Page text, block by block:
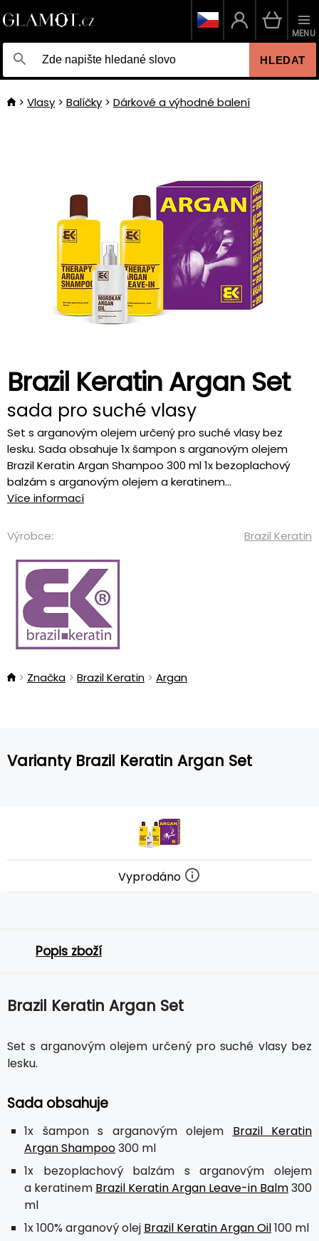
HLEDAT
MENU
Vlasy Balíčky Dárkové a výhodné balení
Brazil Keratin Argan Set
sada pro suché vlasy
Set s arganovým olejem určený pro suché vlasy bez
lesku. Sada obsahuje 1x šampon s arganovým olejem
Brazil Keratin Argan Shampoo 300 ml 1x bezoplachový
balzám s arganovým olejem a keratinem...
Více informací
Výrobce: Brazil Keratin
Značka Brazil Keratin Argan
Varianty Brazil Keratin Argan Set
Vyprodáno
Popis zboží
Brazil Keratin Argan Set
Set s arganovým olejem určený pro suché vlasy bez
lesku.
Sada obsahuje
1x šampon s arganovým olejem Brazil Keratin
Argan Shampoo300 ml
1x bezoplachový balzám s arganovým olejem
a keratinem Brazil Keratin Argan Leave-in Balm300
ml
1x 100% arganový olej Brazil Keratin Argan Oil100 ml